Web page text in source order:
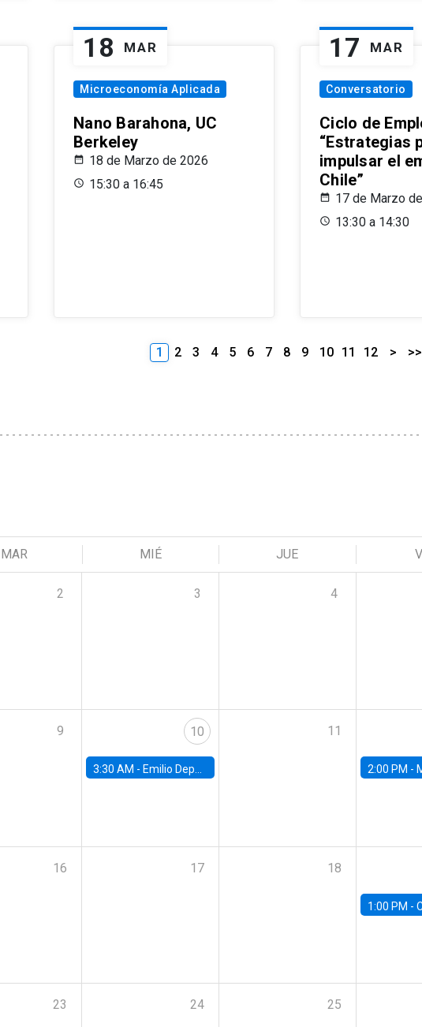
18 MAR
Microeconomía Aplicada
Nano Barahona, UC
Berkeley
18 de Marzo de 2026
15:30 a 16:45
17 MAR
Conversatorio
Ciclo de
“Estrategias
impulsar el
Chile”
17 de Marzo
13:30 a 14:30
1 2 3 4 5 6 7 8 9 10 11 12 > >>
MAR MIÉ JUE
2 3 4
9 10
3:30 AM - Emilio Depetris-Chauvín, Universidad Católica
11
2:00 PM -
16 17 18
1:00 PM -
23 24 25